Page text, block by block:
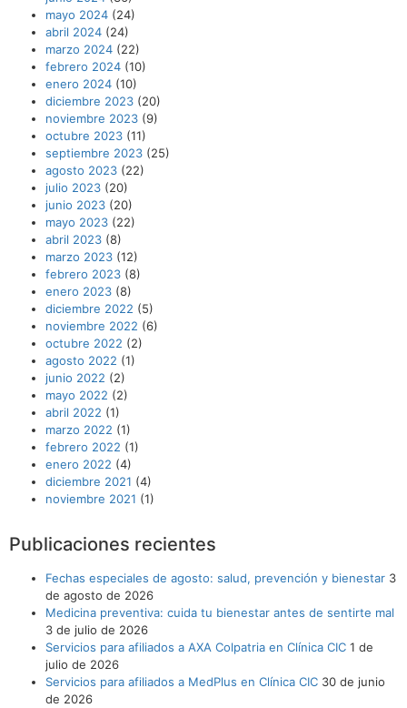
mayo 2024 (24)
abril 2024 (24)
marzo 2024 (22)
febrero 2024 (10)
enero 2024 (10)
diciembre 2023 (20)
noviembre 2023 (9)
octubre 2023 (11)
septiembre 2023 (25)
agosto 2023 (22)
julio 2023 (20)
junio 2023 (20)
mayo 2023 (22)
abril 2023 (8)
marzo 2023 (12)
febrero 2023 (8)
enero 2023 (8)
diciembre 2022 (5)
noviembre 2022 (6)
octubre 2022 (2)
agosto 2022 (1)
junio 2022 (2)
mayo 2022 (2)
abril 2022 (1)
marzo 2022 (1)
febrero 2022 (1)
enero 2022 (4)
diciembre 2021 (4)
noviembre 2021 (1)
Publicaciones recientes
Fechas especiales de agosto: salud, prevención y bienestar 3
de agosto de 2026
Medicina preventiva: cuida tu bienestar antes de sentirte mal
3 de julio de 2026
Servicios para afiliados a AXA Colpatria en Clínica CIC 1 de
julio de 2026
Servicios para afiliados a MedPlus en Clínica CIC 30 de junio
de 2026